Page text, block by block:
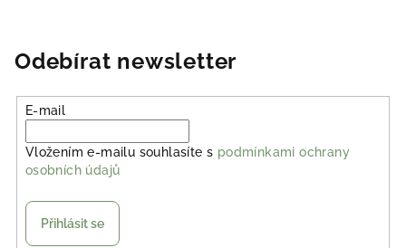
Odebírat newsletter
E-mail
Vložením e-mailu souhlasíte s podmínkami ochrany
osobních údajů
Přihlásit se